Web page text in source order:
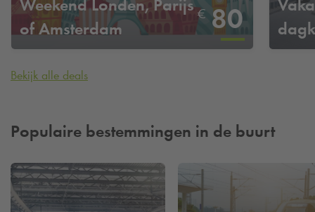
Weekend Londen, Parijs
of Amsterdam
€ 80
Bekijk alle deals
Populaire bestemmingen in de buurt